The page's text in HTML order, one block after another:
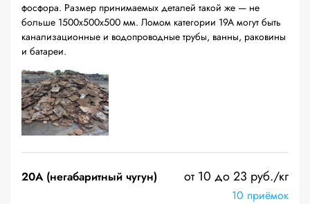
фосфора. Размер принимаемых деталей такой же — не
больше 1500х500х500 мм. Ломом категории 19А могут быть
канализационные и водопроводные трубы, ванны, раковины
и батареи.
20A (негабаритный чугун) от 10 до 23 руб./кг
10 приёмок